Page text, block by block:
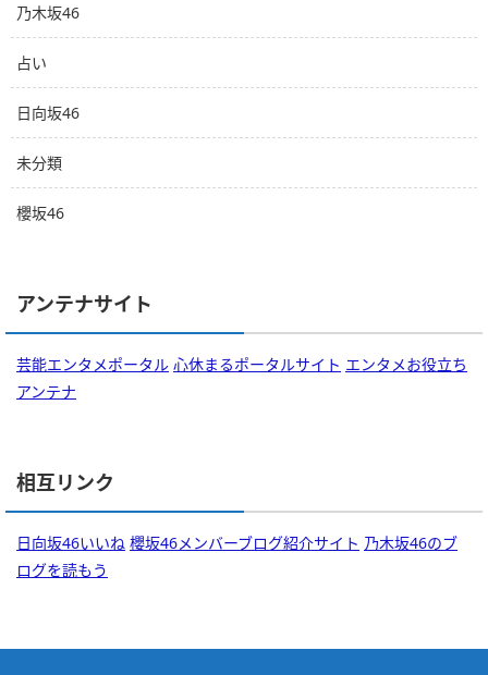
乃木坂46
占い
日向坂46
未分類
櫻坂46
アンテナサイト
芸能エンタメポータル 心休まるポータルサイト エンタメお役立ち
アンテナ
相互リンク
日向坂46いいね 櫻坂46メンバーブログ紹介サイト 乃木坂46のブ
ログを読もう